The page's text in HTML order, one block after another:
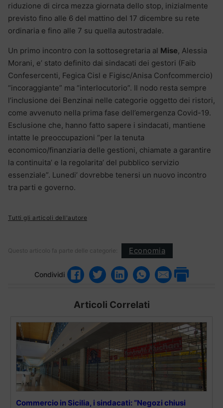
riduzione di circa mezza giornata dello stop, inizialmente
previsto fino alle 6 del mattino del 17 dicembre su rete
ordinaria e fino alle 7 su quella autostradale.
Un primo incontro con la sottosegretaria al Mise, Alessia
Morani, e’ stato definito dai sindacati dei gestori (Faib
Confesercenti, Fegica Cisl e Figisc/Anisa Confcommercio)
“incoraggiante” ma “interlocutorio”. Il nodo resta sempre
l’inclusione dei Benzinai nelle categorie oggetto dei ristori,
come avvenuto nella prima fase dell’emergenza Covid-19.
Esclusione che, hanno fatto sapere i sindacati, mantiene
intatte le preoccupazioni “per la tenuta
economico/finanziaria delle gestioni, chiamate a garantire
la continuita’ e la regolarita’ del pubblico servizio
essenziale”. Lunedi’ dovrebbe tenersi un nuovo incontro
tra parti e governo.
Tutti gli articoli dell'autore
Questo articolo fa parte delle categorie: Economia
Condividi
Articoli Correlati
Commercio in Sicilia, i sindacati: “Negozi chiusi